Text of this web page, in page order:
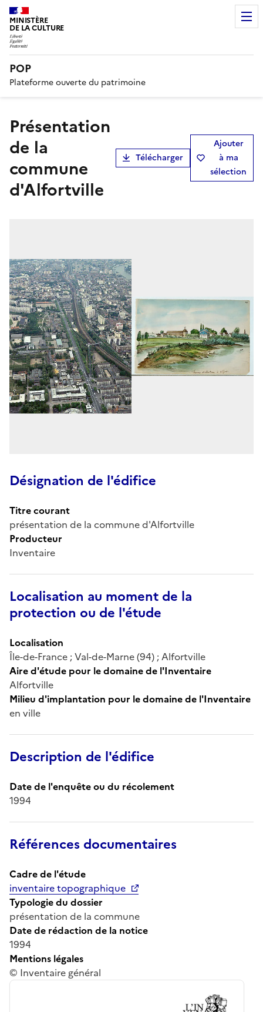
MINISTÈRE
DE LA CULTURE
POP
Plateforme ouverte du patrimoine
présentation
de la
commune
d'Alfortville
Télécharger
Ajouter
à ma
sélection
Désignation de l'édifice
Titre courant
présentation de la commune d'Alfortville
Producteur
Inventaire
Localisation au moment de la
protection ou de l'étude
Localisation
Île-de-France ; Val-de-Marne (94) ; Alfortville
Aire d'étude pour le domaine de l'Inventaire
Alfortville
Milieu d'implantation pour le domaine de l'Inventaire
en ville
Description de l'édifice
Date de l'enquête ou du récolement
1994
Références documentaires
Cadre de l'étude
inventaire topographique
Typologie du dossier
présentation de la commune
Date de rédaction de la notice
1994
Mentions légales
© Inventaire général